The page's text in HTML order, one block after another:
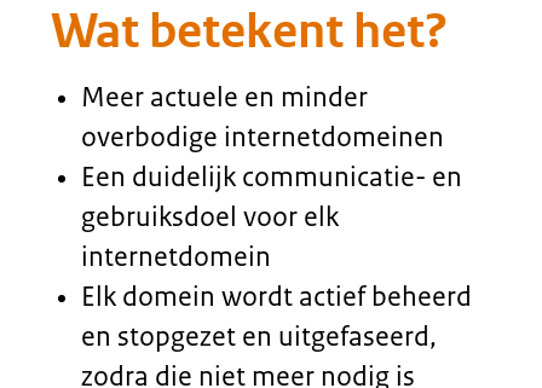
van informatie op de
voor burgers en bedrijven
De praktijk
Wat gaat er goed en wat gaat
er fout?